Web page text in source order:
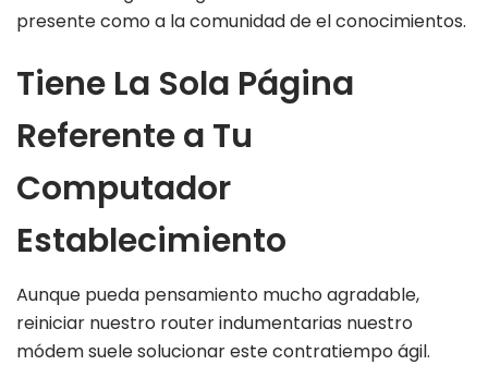
presente como a la comunidad de el conocimientos.
Tiene La Sola Página
Referente a Tu
Computador
Establecimiento
Aunque pueda pensamiento mucho agradable,
reiniciar nuestro router indumentarias nuestro
módem suele solucionar este contratiempo ágil.